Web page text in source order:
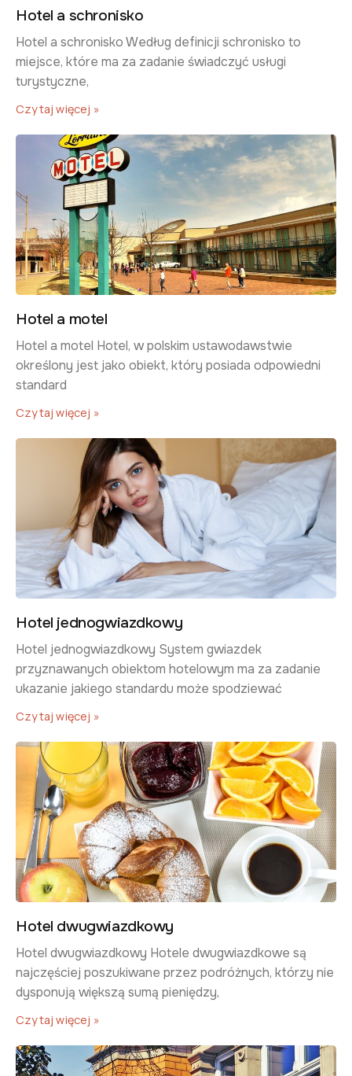
Hotel a schronisko
​Hotel a schronisko Według definicji schronisko to
miejsce, które ma za zadanie świadczyć usługi
turystyczne,
Czytaj więcej »
Hotel a motel
​Hotel a motel Hotel, w polskim ustawodawstwie
określony jest jako obiekt, który posiada odpowiedni
standard
Czytaj więcej »
Hotel jednogwiazdkowy
​Hotel jednogwiazdkowy ​System gwiazdek
przyznawanych obiektom hotelowym ma za zadanie
ukazanie jakiego standardu może spodziewać
Czytaj więcej »
Hotel dwugwiazdkowy
​Hotel dwugwiazdkowy​ Hotele dwugwiazdkowe są
najczęściej poszukiwane przez podróżnych, którzy nie
dysponują większą sumą pieniędzy,
Czytaj więcej »